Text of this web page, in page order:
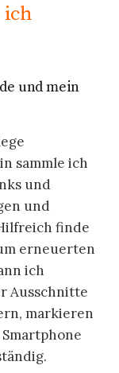
ich
und mein
sammle ich
und
und
finde
erneuerten
ich
Ausschnitte
markieren